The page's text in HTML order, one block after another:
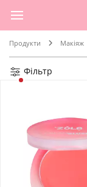
Продукти Макіяж
Фільтр